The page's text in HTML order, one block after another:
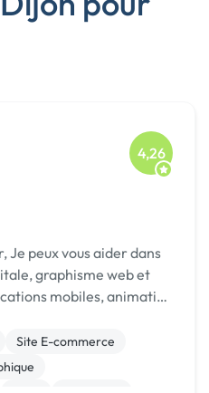
4,26
Je peux vous aider dans
graphisme web et
mobiles, animation
Site E-commerce